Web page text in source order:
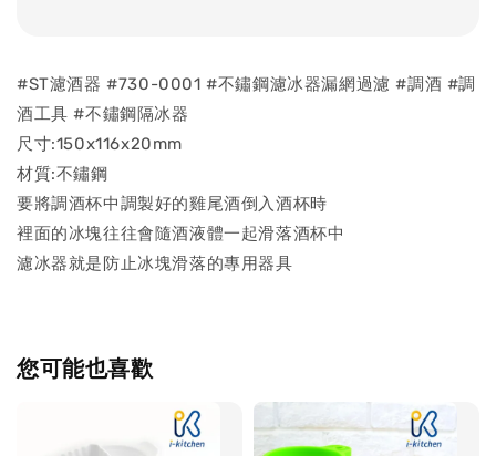
#ST濾酒器 #730-0001 #不鏽鋼濾冰器漏網過濾 #調酒 #調
酒工具 #不鏽鋼隔冰器
尺寸:150x116x20mm
材質:不鏽鋼
要將調酒杯中調製好的雞尾酒倒入酒杯時
裡面的冰塊往往會隨酒液體一起滑落酒杯中
濾冰器就是防止冰塊滑落的專用器具
您可能也喜歡